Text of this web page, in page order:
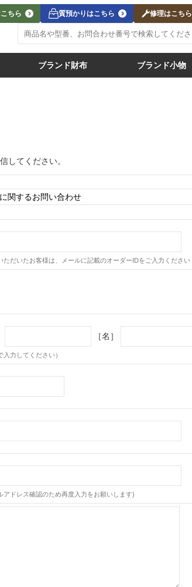
ちら 質預かりはこちら 修理はこちら
ブランド財布 ブランド小物
してください。
ただいたお客様は、メールに記載のオーダーIDをご入力ください
［名］
入力してください）
アドレス確認のため再度入力をお願いします)